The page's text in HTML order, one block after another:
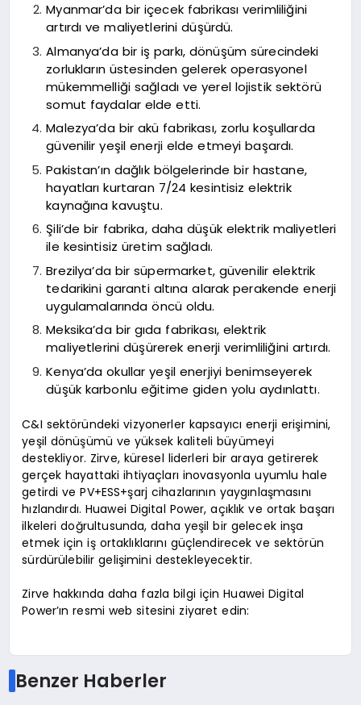
Myanmar’da bir içecek fabrikası verimliliğini
artırdı ve maliyetlerini düşürdü.
Almanya’da bir iş parkı, dönüşüm sürecindeki
zorlukların üstesinden gelerek operasyonel
mükemmelliği sağladı ve yerel lojistik sektörü
somut faydalar elde etti.
Malezya’da bir akü fabrikası, zorlu koşullarda
güvenilir yeşil enerji elde etmeyi başardı.
Pakistan’ın dağlık bölgelerinde bir hastane,
hayatları kurtaran 7/24 kesintisiz elektrik
kaynağına kavuştu.
Şili’de bir fabrika, daha düşük elektrik maliyetleri
ile kesintisiz üretim sağladı.
Brezilya’da bir süpermarket, güvenilir elektrik
tedarikini garanti altına alarak perakende enerji
uygulamalarında öncü oldu.
Meksika’da bir gıda fabrikası, elektrik
maliyetlerini düşürerek enerji verimliliğini artırdı.
Kenya’da okullar yeşil enerjiyi benimseyerek
düşük karbonlu eğitime giden yolu aydınlattı.
C&I sektöründeki vizyonerler kapsayıcı enerji erişimini,
yeşil dönüşümü ve yüksek kaliteli büyümeyi
destekliyor. Zirve, küresel liderleri bir araya getirerek
gerçek hayattaki ihtiyaçları inovasyonla uyumlu hale
getirdi ve PV+ESS+şarj cihazlarının yaygınlaşmasını
hızlandırdı. Huawei Digital Power, açıklık ve ortak başarı
ilkeleri doğrultusunda, daha yeşil bir gelecek inşa
etmek için iş ortaklıklarını güçlendirecek ve sektörün
sürdürülebilir gelişimini destekleyecektir.
Zirve hakkında daha fazla bilgi için Huawei Digital
Power’ın resmi web sitesini ziyaret edin:
Benzer Haberler